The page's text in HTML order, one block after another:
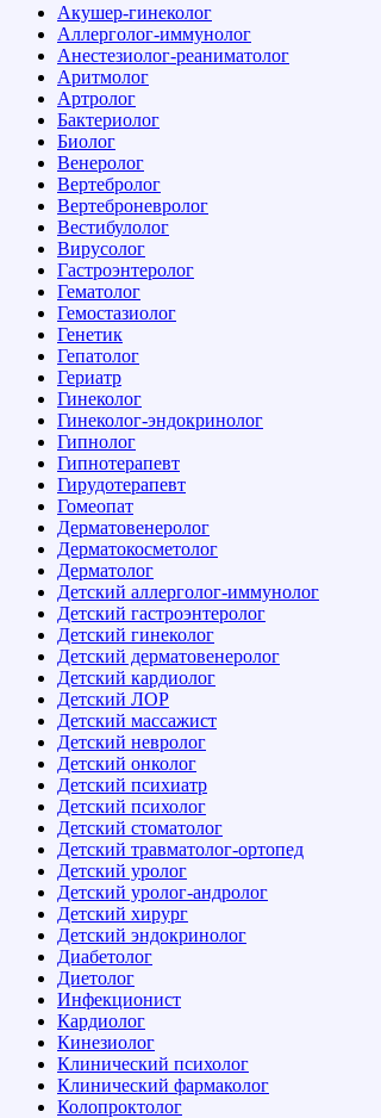
Акушер-гинеколог
Аллерголог-иммунолог
Анестезиолог-реаниматолог
Аритмолог
Артролог
Бактериолог
Биолог
Венеролог
Вертебролог
Вертеброневролог
Вестибулолог
Вирусолог
Гастроэнтеролог
Гематолог
Гемостазиолог
Генетик
Гепатолог
Гериатр
Гинеколог
Гинеколог-эндокринолог
Гипнолог
Гипнотерапевт
Гирудотерапевт
Гомеопат
Дерматовенеролог
Дерматокосметолог
Дерматолог
Детский аллерголог-иммунолог
Детский гастроэнтеролог
Детский гинеколог
Детский дерматовенеролог
Детский кардиолог
Детский ЛОР
Детский массажист
Детский невролог
Детский онколог
Детский психиатр
Детский психолог
Детский стоматолог
Детский травматолог-ортопед
Детский уролог
Детский уролог-андролог
Детский хирург
Детский эндокринолог
Диабетолог
Диетолог
Инфекционист
Кардиолог
Кинезиолог
Клинический психолог
Клинический фармаколог
Колопроктолог